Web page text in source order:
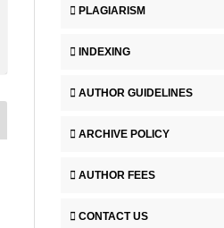
PLAGIARISM
INDEXING
AUTHOR GUIDELINES
ARCHIVE POLICY
AUTHOR FEES
CONTACT US